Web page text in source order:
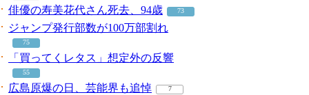
俳優の寿美花代さん死去、94歳 73
ジャンプ発行部数が100万部割れ
75
「買ってくレタス」想定外の反響
55
広島原爆の日、芸能界も追悼 7